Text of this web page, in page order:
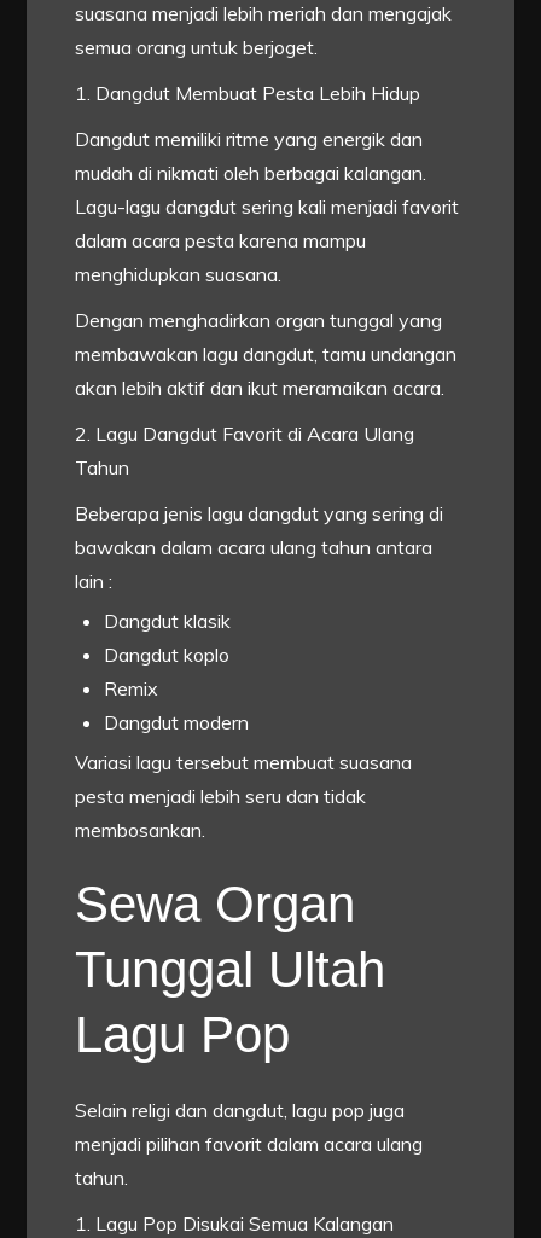
suasana menjadi lebih meriah dan mengajak
semua orang untuk berjoget.
1. Dangdut Membuat Pesta Lebih Hidup
Dangdut memiliki ritme yang energik dan
mudah di nikmati oleh berbagai kalangan.
Lagu-lagu dangdut sering kali menjadi favorit
dalam acara pesta karena mampu
menghidupkan suasana.
Dengan menghadirkan organ tunggal yang
membawakan lagu dangdut, tamu undangan
akan lebih aktif dan ikut meramaikan acara.
2. Lagu Dangdut Favorit di Acara Ulang
Tahun
Beberapa jenis lagu dangdut yang sering di
bawakan dalam acara ulang tahun antara
lain :
Dangdut klasik
Dangdut koplo
Remix
Dangdut modern
Variasi lagu tersebut membuat suasana
pesta menjadi lebih seru dan tidak
membosankan.
Sewa Organ
Tunggal Ultah
Lagu Pop
Selain religi dan dangdut, lagu pop juga
menjadi pilihan favorit dalam acara ulang
tahun.
1. Lagu Pop Disukai Semua Kalangan